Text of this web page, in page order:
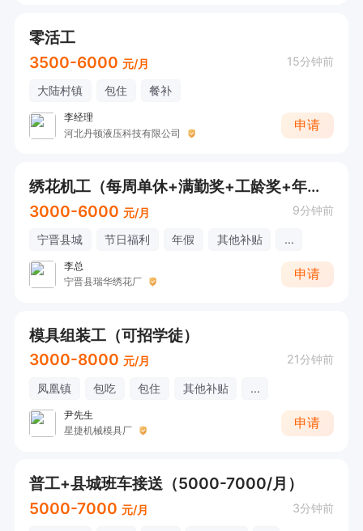
零活工
3500-6000 元/月 15分钟前
大陆村镇 包住 餐补
李经理
河北丹顿液压科技有限公司
申请
绣花机工（每周单休+满勤奖+工龄奖+年终奖）
3000-6000 元/月 9分钟前
宁晋县城 节日福利 年假 其他补贴 ...
李总
宁晋县瑞华绣花厂
申请
模具组装工（可招学徒）
3000-8000 元/月 21分钟前
凤凰镇 包吃 包住 其他补贴 ...
尹先生
星捷机械模具厂
申请
普工+县城班车接送（5000-7000/月）
5000-7000 元/月 3分钟前